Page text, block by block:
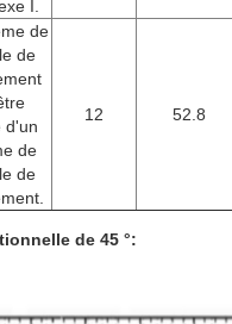
I.
de
de
d'un
de
de
12 52.8
de 45 °: